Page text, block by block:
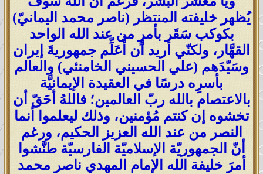
يُظهر خليفته المنتظر (ناصر محمد اليمانيّ)
بكوكب سَقَر بأمرٍ من عند الله الواحد
القهَّار، ولكنّي أريد أن أُعَلِّم جمهوريةَ إيران
وسَيّدَهم (علي الحسيني الخامنئي) والعالم
بأسرِه درسًا في العقيدة الإيمانيَّة
بالاعتصام بالله ربّ العالمين؛ فاللهُ أحَقّ أن
تخشوه إن كنتم مُؤمنين، وذلك ليعلموا أنما
النصر من عند الله العزيز الحكيم، ورغم
أنّ الجمهوريّة الإسلاميّة الفارسيّة طنَّشوا
أمرَ خليفة الله الإمام المهدي ناصر محمد